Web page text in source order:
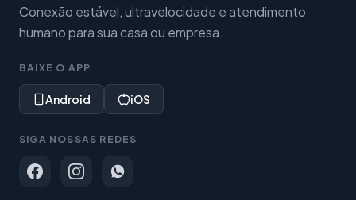
Conexão estável, ultravelocidade e atendimento
humano para sua casa ou empresa.
BAIXE O APP
Android iOS
SIGA NOSSAS REDES